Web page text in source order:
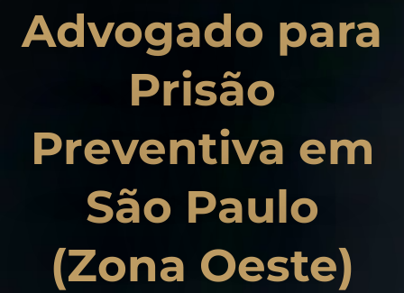
Advogado para
Prisão
Preventiva em
São Paulo
(Zona Oeste)